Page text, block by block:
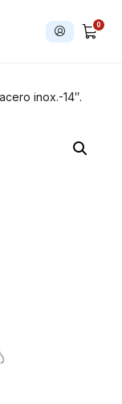
Iniciar
0
inox.-14″.